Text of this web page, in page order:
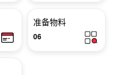
准备物料
06